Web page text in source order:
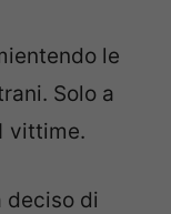
le
Solo a
vittime.
deciso di